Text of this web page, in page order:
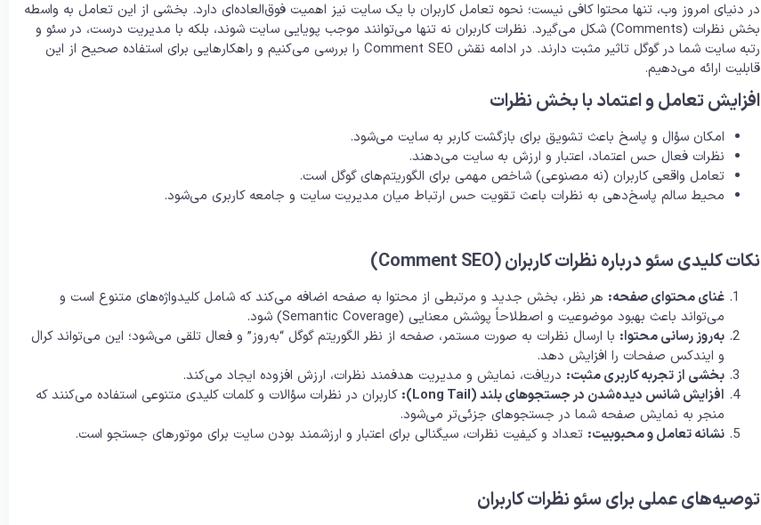
در دنیای امروز وب، تنها محتوا کافی نیست؛ نحوه تعامل کاربران با یک سایت نیز اهمیت فوق‌العاده‌ای دارد. بخشی از این تعامل به واسطه
بخش نظرات (Comments) شکل می‌گیرد. نظرات کاربران نه تنها می‌توانند موجب پویایی سایت شوند، بلکه با مدیریت درست، در سئو و
رتبه‌ سایت شما در گوگل تاثیر مثبت دارند. در ادامه نقش Comment SEO را بررسی می‌کنیم و راهکارهایی برای استفاده صحیح از این
قابلیت ارائه می‌دهیم.
افزایش تعامل و اعتماد با بخش نظرات
امکان سؤال و پاسخ باعث تشویق برای بازگشت کاربر به سایت می‌شود.
نظرات فعال حس اعتماد، اعتبار و ارزش به سایت می‌دهند.
تعامل واقعی کاربران (نه مصنوعی) شاخص مهمی برای الگوریتم‌های گوگل‌ است.
محیط سالم پاسخ‌دهی به نظرات باعث تقویت حس ارتباط میان مدیریت سایت و جامعه کاربری می‌شود.
نکات کلیدی سئو درباره نظرات کاربران (Comment SEO)
غنای محتوای صفحه: هر نظر، بخش جدید و مرتبطی از محتوا به صفحه اضافه می‌کند که شامل کلیدواژه‌های متنوع است و
می‌تواند باعث بهبود موضوعیت و اصطلاحاً پوشش معنایی (Semantic Coverage) شود.
به‌روز رسانی محتوا: با ارسال نظرات به صورت مستمر، صفحه از نظر الگوریتم گوگل “به‌روز” و فعال تلقی می‌شود؛ این می‌تواند کرال
و ایندکس صفحات را افزایش دهد.
بخشی از تجربه کاربری مثبت: دریافت، نمایش و مدیریت هدفمند نظرات، ارزش افزوده ایجاد می‌کند.
افزایش شانس دیده‌شدن در جستجوهای بلند (Long Tail):
کاربران در نظرات سؤالات و کلمات کلیدی متنوعی استفاده می‌کنند که
منجر به نمایش صفحه شما در جستجوهای جزئی‌تر می‌شود.
نشانه تعامل و محبوبیت: تعداد و کیفیت نظرات، سیگنالی برای اعتبار و ارزشمند بودن سایت برای موتورهای جستجو است.
توصیه‌های عملی برای سئو نظرات کاربران